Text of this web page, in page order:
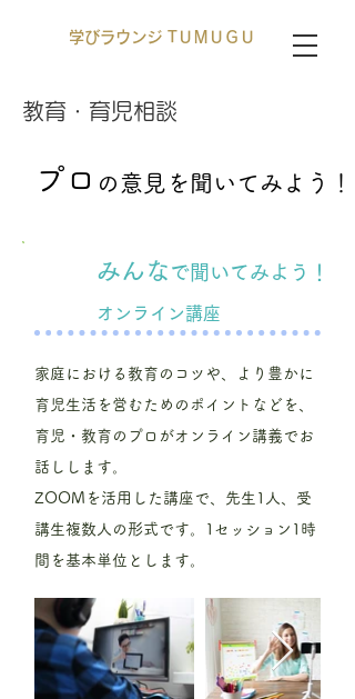
学びラウンジ TＵＭＵＧＵ
みんな で聞いてみよう！
オンライン講座
家庭における教育のコツや、より豊かに
育児生活を営むためのポイントなどを、
育児・教育のプロがオンライン講義でお
話しします。
ZOOMを活用した講座で、先生1人、受
講生複数人の形式です。1セッション1時
間を基本単位とします。
教育・育児相談
プロ の意見を聞 いてみよう！